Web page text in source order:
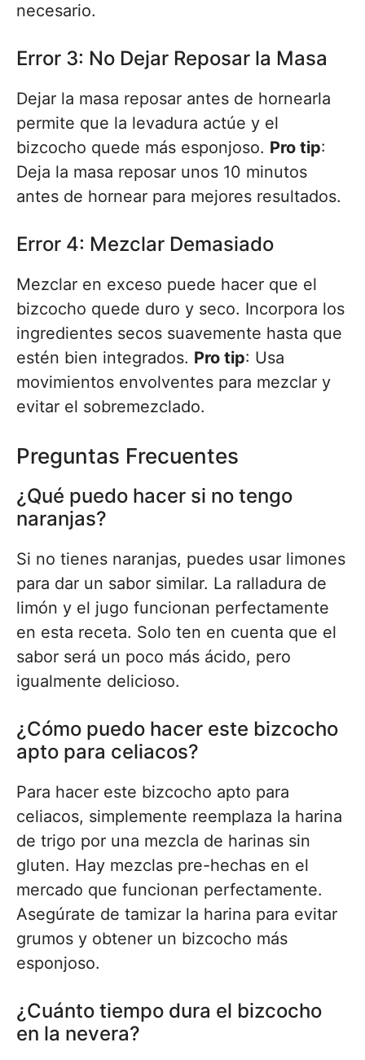
necesario.
Error 3: No Dejar Reposar la Masa
Dejar la masa reposar antes de hornearla
permite que la levadura actúe y el
bizcocho quede más esponjoso. Pro tip:
Deja la masa reposar unos 10 minutos
antes de hornear para mejores resultados.
Error 4: Mezclar Demasiado
Mezclar en exceso puede hacer que el
bizcocho quede duro y seco. Incorpora los
ingredientes secos suavemente hasta que
estén bien integrados. Pro tip: Usa
movimientos envolventes para mezclar y
evitar el sobremezclado.
Preguntas Frecuentes
¿Qué puedo hacer si no tengo
naranjas?
Si no tienes naranjas, puedes usar limones
para dar un sabor similar. La ralladura de
limón y el jugo funcionan perfectamente
en esta receta. Solo ten en cuenta que el
sabor será un poco más ácido, pero
igualmente delicioso.
¿Cómo puedo hacer este bizcocho
apto para celiacos?
Para hacer este bizcocho apto para
celiacos, simplemente reemplaza la harina
de trigo por una mezcla de harinas sin
gluten. Hay mezclas pre-hechas en el
mercado que funcionan perfectamente.
Asegúrate de tamizar la harina para evitar
grumos y obtener un bizcocho más
esponjoso.
¿Cuánto tiempo dura el bizcocho
en la nevera?